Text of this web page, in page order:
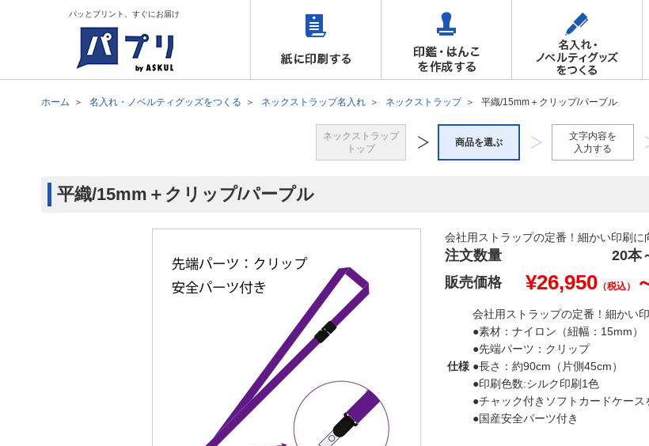
パッとプリント、すぐにお届け
ホーム 名入れ・ノベルティグッズをつくる ネックストラップ名入れ ネックストラップ 平織/15mm＋クリップ/パープル
ネックストラップ
トップ
商品を選ぶ
文字内容を
入力する
平織/15mm＋クリップ/パープル
会社用ストラップの定番！細かい印刷に
注文数量 20本
販売価格
¥26,950 （税込）
仕様
会社用ストラップの定番！細かい
●素材：ナイロン（紐幅：15mm）
●先端パーツ：クリップ
●長さ：約90cm（片側45cm）
●印刷色数:シルク印刷1色
●チャック付きソフトカードケース
●国産安全パーツ付き